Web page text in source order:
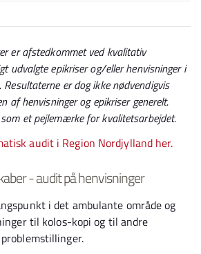
er afstedkommet ved kvalitativ
udvalgte epikriser og/eller henvisninger i
er dog ikke nødvendigvis
af henvisninger og epikriser generelt.
et pejlemærke for kvalitetsarbejdet.
audit i Region Nordjylland her.
- audit på henvisninger
i det ambulante område og
til kolos-kopi og til andre